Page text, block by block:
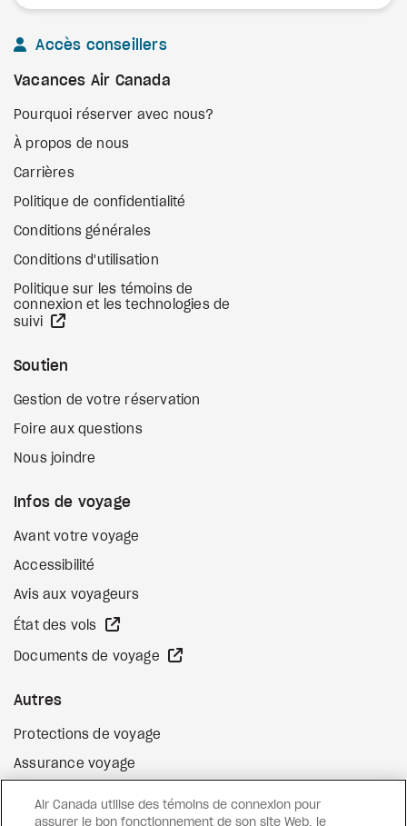
Accès conseillers
Vacances Air Canada
Pourquoi réserver avec nous?
À propos de nous
Carrières
Politique de confidentialité
Conditions générales
Conditions d'utilisation
Politique sur les témoins de
connexion et les technologies de
suivi
Soutien
Gestion de votre réservation
Foire aux questions
Nous joindre
Infos de voyage
Avant votre voyage
Accessibilité
Avis aux voyageurs
État des vols
Documents de voyage
Autres
Protections de voyage
Assurance voyage
Surclassement de vol
Air Canada utilise des témoins de connexion pour
assurer le bon fonctionnement de son site Web, le